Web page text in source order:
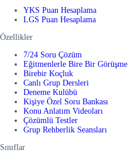
YKS Puan Hesaplama
LGS Puan Hesaplama
Özellikler
7/24 Soru Çözüm
Eğitmenlerle Bire Bir Görüşme
Birebir Koçluk
Canlı Grup Dersleri
Deneme Kulübü
Kişiye Özel Soru Bankası
Konu Anlatım Videoları
Çözümlü Testler
Grup Rehberlik Seansları
Sınıflar